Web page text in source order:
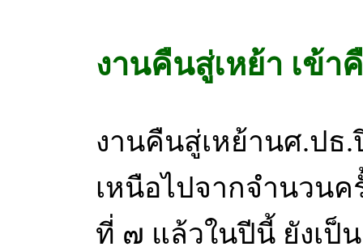
งานคืนสู่เหย้า เข้า
งานคืนสู่เหย้านศ.ปธ
เหนือไปจากจำนวนค
ที่ ๗ แล้วในปีนี้ ยังเป็